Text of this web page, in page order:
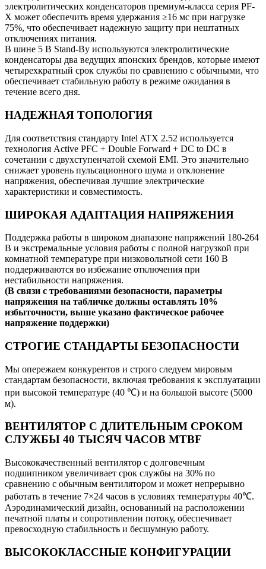
электролитических конденсаторов премиум-класса серия PF-
X может обеспечить время удержания ≥16 мс при нагрузке
75%, что обеспечивает надежную защиту при нештатных
отключениях питания.
В шине 5 В Stand-By используются электролитические
конденсаторы два ведущих японских брендов, которые имеют
четырехкратный срок службы по сравнению с обычными, что
обеспечивает стабильную работу в режиме ожидания в
течение всего дня.
НАДЕЖНАЯ ТОПОЛОГИЯ
Для соответствия стандарту Intel ATX 2.52 используется
технология Active PFC + Double Forward + DC to DC в
сочетании с двухступенчатой схемой EMI. Это значительно
снижает уровень пульсационного шума и отклонение
напряжения, обеспечивая лучшие электрические
характеристики и совместимость.
ШИРОКАЯ АДАПТАЦИЯ НАПРЯЖЕНИЯ
Поддержка работы в широком диапазоне напряжений 180-264
В и экстремальные условия работы с полной нагрузкой при
комнатной температуре при низковольтной сети 160 В
поддерживаются во избежание отключения при
нестабильности напряжения.
(В связи с требованиями безопасности, параметры
напряжения на табличке должны оставлять 10%
избыточности, выше указано фактическое рабочее
напряжение поддержки)
СТРОГИЕ СТАНДАРТЫ БЕЗОПАСНОСТИ
Мы опережаем конкурентов и строго следуем мировым
стандартам безопасности, включая требования к эксплуатации
при высокой температуре (40 ℃) и на большой высоте (5000
м).
ВЕНТИЛЯТОР С ДЛИТЕЛЬНЫМ СРОКОМ
СЛУЖБЫ 40 ТЫСЯЧ ЧАСОВ MTBF
Высококачественный вентилятор с долговечным
подшипником увеличивает срок службы на 30% по
сравнению с обычным вентилятором и может непрерывно
работать в течение 7×24 часов в условиях температуры 40℃.
Аэродинамический дизайн, основанный на расположении
печатной платы и сопротивлении потоку, обеспечивает
превосходную стабильность и бесшумную работу.
ВЫСОКОКЛАССНЫЕ КОНФИГУРАЦИИ